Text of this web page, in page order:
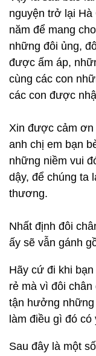
nguyện trở lại
năm để mang
những đôi ủng,
được ấm áp,
cùng các con
các con được
Xin được cảm ơn
anh chị em bạn
những niềm vui
dậy, để chúng ta
thương.
Nhất định đôi
ấy sẽ vẫn gánh
Hãy cứ đi khi
rẻ mà vì đôi
tận hưởng những
làm điều gì đó
Sau đây là một